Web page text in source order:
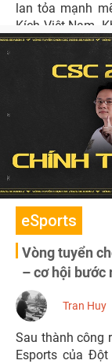
lan tỏa mạnh
Kích Việt Nam.
chiến đội sừng
chóng ghi
những trận thư
eSports
Vòng tuyển
– cơ hội bước
Kích
Tran Huy
Sau thành công
Esports của